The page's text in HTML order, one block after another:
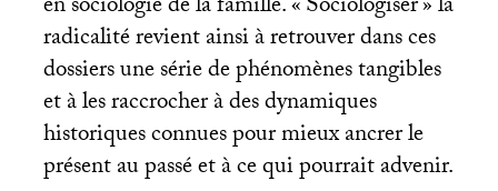
radicalité revient ainsi à retrouver dans ces
dossiers une série de phénomènes tangibles
et à les raccrocher à des dynamiques
historiques connues pour mieux ancrer le
présent au passé et à ce qui pourrait advenir.